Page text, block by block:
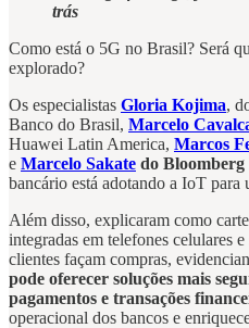
trás
Como está o 5G no Brasil? Será
explorado?
Os especialistas Gloria Kojima,
Banco do Brasil, Marcelo
Huawei Latin America, Marcos
e Marcelo Sakate do Bloomberg
bancário está adotando a IoT para
Além disso, explicaram como
integradas em telefones celulares
clientes façam compras,
pode oferecer soluções mais
pagamentos e transações
operacional dos bancos e